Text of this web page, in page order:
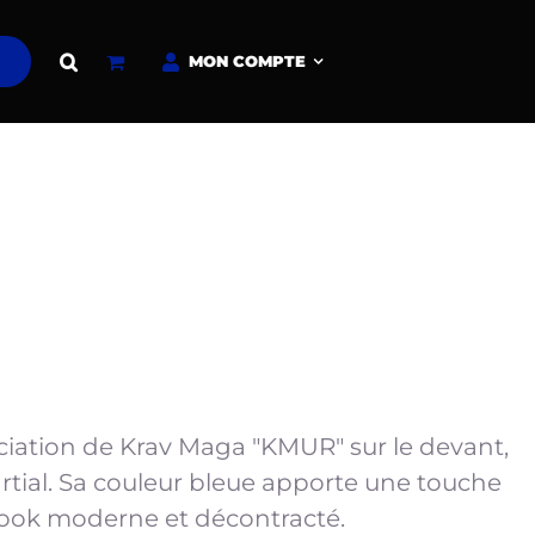
MON COMPTE
de Krav Maga "KMUR" sur le devant,
Sa couleur bleue apporte une touche
moderne et décontracté.